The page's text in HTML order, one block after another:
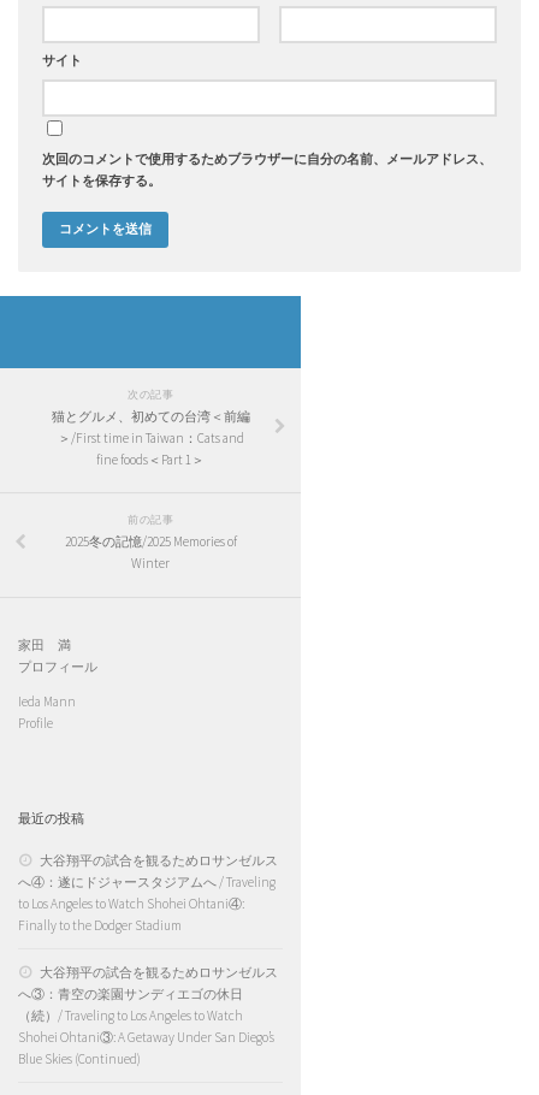
サイト
次回のコメントで使用するためブラウザーに自分の名前、メールアドレス、
サイトを保存する。
次の記事
猫とグルメ、初めての台湾＜前編
＞/First time in Taiwan：Cats and
fine foods＜Part 1＞
前の記事
2025冬の記憶/2025 Memories of
Winter
家田 満
プロフィール
Ieda Mann
Profile
最近の投稿
大谷翔平の試合を観るためロサンゼルス
へ④：遂にドジャースタジアムへ / Traveling
to Los Angeles to Watch Shohei Ohtani④:
Finally to the Dodger Stadium
大谷翔平の試合を観るためロサンゼルス
へ③：青空の楽園サンディエゴの休日
（続）/ Traveling to Los Angeles to Watch
Shohei Ohtani③: A Getaway Under San Diego’s
Blue Skies (Continued)